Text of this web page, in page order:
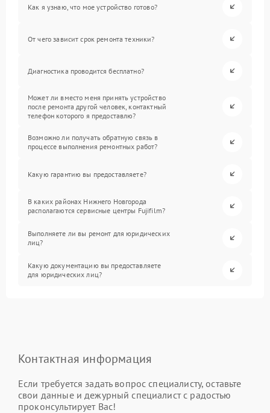
Как я узнаю, что мое устройство готово?
От чего зависит срок ремонта техники?
Диагностика проводится бесплатно?
Может ли вместо меня принять устройство
после ремонта другой человек, контактный
телефон которого я предоставлю?
Возможно ли получать обратную связь в
процессе выполнения ремонтных работ?
Какую гарантию вы предоставляете?
В каких районах Нижнего Новгорода
располагаются сервисные центры Fujifilm?
Выполняете ли вы ремонт для юридических
лиц?
Какую документацию вы предоставляете
для юридических лиц?
Контактная информация
Если требуется задать вопрос специалисту, оставьте
свои данные и дежурный специалист с радостью
проконсультирует Вас!